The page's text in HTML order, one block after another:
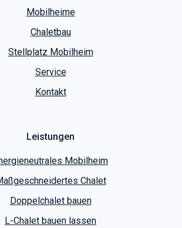
Stellplatz Mobilheim
Service
Kontakt
Leistungen
Maßgeschneidertes Chalet
Doppelchalet bauen
L-Chalet bauen lassen
Tiny House bauen lassen
Bau Plegeheims